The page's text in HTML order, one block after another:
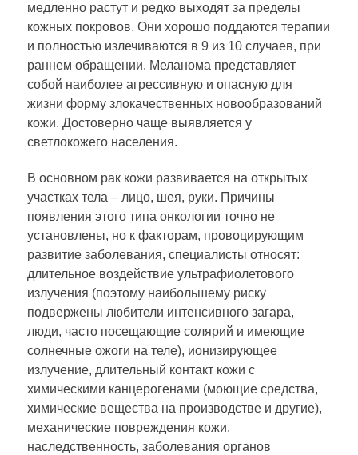
медленно растут и редко выходят за пределы
кожных покровов. Они хорошо поддаются терапии
и полностью излечиваются в 9 из 10 случаев, при
раннем обращении. Меланома представляет
собой наиболее агрессивную и опасную для
жизни форму злокачественных новообразований
кожи. Достоверно чаще выявляется у
светлокожего населения.
В основном рак кожи развивается на открытых
участках тела – лицо, шея, руки. Причины
появления этого типа онкологии точно не
установлены, но к факторам, провоцирующим
развитие заболевания, специалисты относят:
длительное воздействие ультрафиолетового
излучения (поэтому наибольшему риску
подвержены любители интенсивного загара,
люди, часто посещающие солярий и имеющие
солнечные ожоги на теле), ионизирующее
излучение, длительный контакт кожи с
химическими канцерогенами (моющие средства,
химические вещества на производстве и другие),
механические повреждения кожи,
наследственность, заболевания органов